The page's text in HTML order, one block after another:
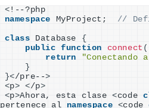
< !--?php
namespace MyProject; //
class Database {
public
function connect
return
"Conectando
}
}</pre-->
<p> </p>
<p>Ahora, esta clase <code
pertenece al namespace <code